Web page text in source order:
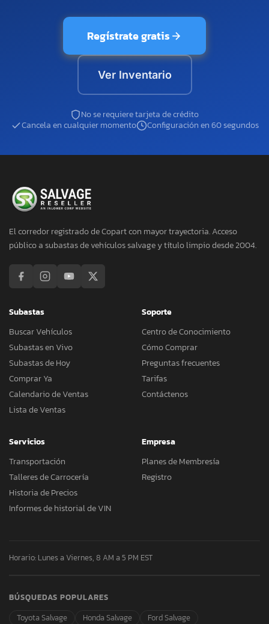
Regístrate gratis
Ver Inventario
No se requiere tarjeta de crédito
Cancela en cualquier momento
Configuración en 60 segundos
El corredor registrado de Copart con mayor trayectoria. Acceso
público a subastas de vehículos salvage y título limpio desde 2004.
Subastas
Buscar Vehículos
Subastas en Vivo
Subastas de Hoy
Comprar Ya
Calendario de Ventas
Lista de Ventas
Soporte
Centro de Conocimiento
Cómo Comprar
Preguntas frecuentes
Tarifas
Contáctenos
Servicios
Transportación
Talleres de Carrocería
Historia de Precios
Informes de historial de VIN
Empresa
Planes de Membresía
Registro
Horario: Lunes a Viernes, 8 AM a 5 PM EST
BÚSQUEDAS POPULARES
Toyota Salvage
Honda Salvage Ford Salvage